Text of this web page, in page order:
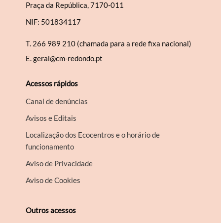
Praça da República, 7170-011
NIF: 501834117
T. 266 989 210 (chamada para a rede fixa nacional)
E.geral@cm-redondo.pt
Acessos rápidos
Canal de denúncias
Avisos e Editais
Localização dos Ecocentros e o horário de
funcionamento
Aviso de Privacidade
Aviso de Cookies
Outros acessos